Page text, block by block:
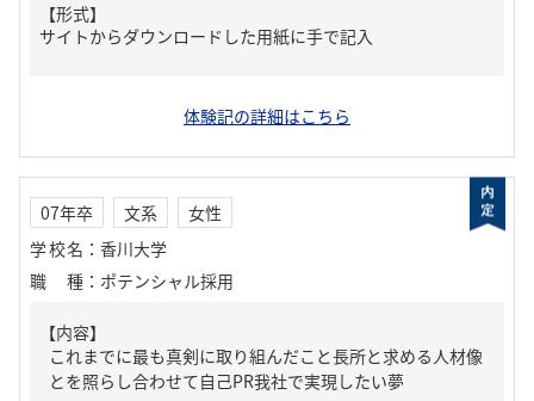
【形式】
サイトからダウンロードした用紙に手で記入
体験記の詳細はこちら
07年卒 文系
女性
学校名 ： 香川大学
職種 ： ポテンシャル採用
【内容】
これまでに最も真剣に取り組んだこと長所と求める人材像
とを照らし合わせて自己PR我社で実現したい夢